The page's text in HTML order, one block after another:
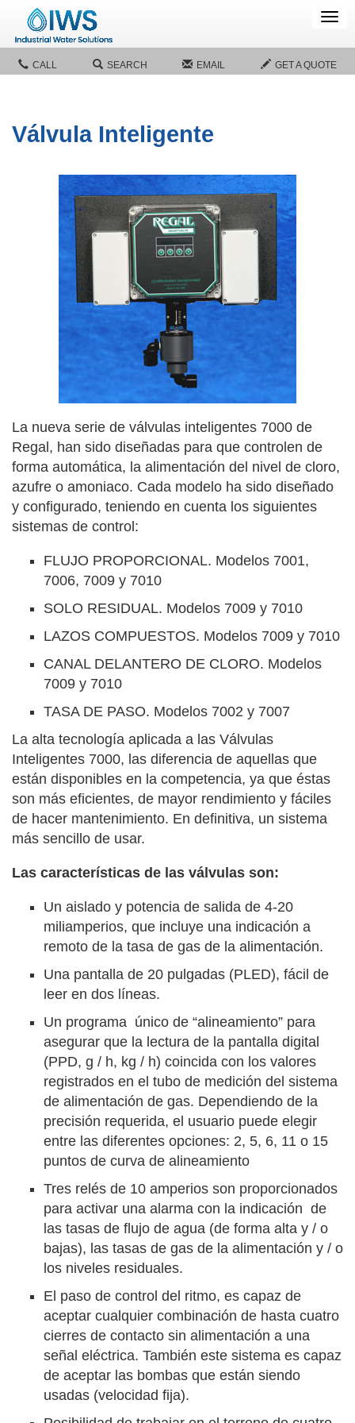
CALL SEARCH EMAIL GET A QUOTE
Válvula Inteligente
La nueva serie de válvulas inteligentes 7000 de
Regal, han sido diseñadas para que controlen de
forma automática, la alimentación del nivel de cloro,
azufre o amoniaco. Cada modelo ha sido diseñado
y configurado, teniendo en cuenta los siguientes
sistemas de control:
FLUJO PROPORCIONAL. Modelos 7001,
7006, 7009 y 7010
SOLO RESIDUAL. Modelos 7009 y 7010
LAZOS COMPUESTOS. Modelos 7009 y 7010
CANAL DELANTERO DE CLORO. Modelos
7009 y 7010
TASA DE PASO. Modelos 7002 y 7007
La alta tecnología aplicada a las Válvulas
Inteligentes 7000, las diferencia de aquellas que
están disponibles en la competencia, ya que éstas
son más eficientes, de mayor rendimiento y fáciles
de hacer mantenimiento. En definitiva, un sistema
más sencillo de usar.
Las características de las válvulas son:
Un aislado y potencia de salida de 4-20
miliamperios, que incluye una indicación a
remoto de la tasa de gas de la alimentación.
Una pantalla de 20 pulgadas (PLED), fácil de
leer en dos líneas.
Un programa único de “alineamiento” para
asegurar que la lectura de la pantalla digital
(PPD, g / h, kg / h) coincida con los valores
registrados en el tubo de medición del sistema
de alimentación de gas. Dependiendo de la
precisión requerida, el usuario puede elegir
entre las diferentes opciones: 2, 5, 6, 11 o 15
puntos de curva de alineamiento
Tres relés de 10 amperios son proporcionados
para activar una alarma con la indicación de
las tasas de flujo de agua (de forma alta y / o
bajas), las tasas de gas de la alimentación y / o
los niveles residuales.
El paso de control del ritmo, es capaz de
aceptar cualquier combinación de hasta cuatro
cierres de contacto sin alimentación a una
señal eléctrica. También este sistema es capaz
de aceptar las bombas que están siendo
usadas (velocidad fija).